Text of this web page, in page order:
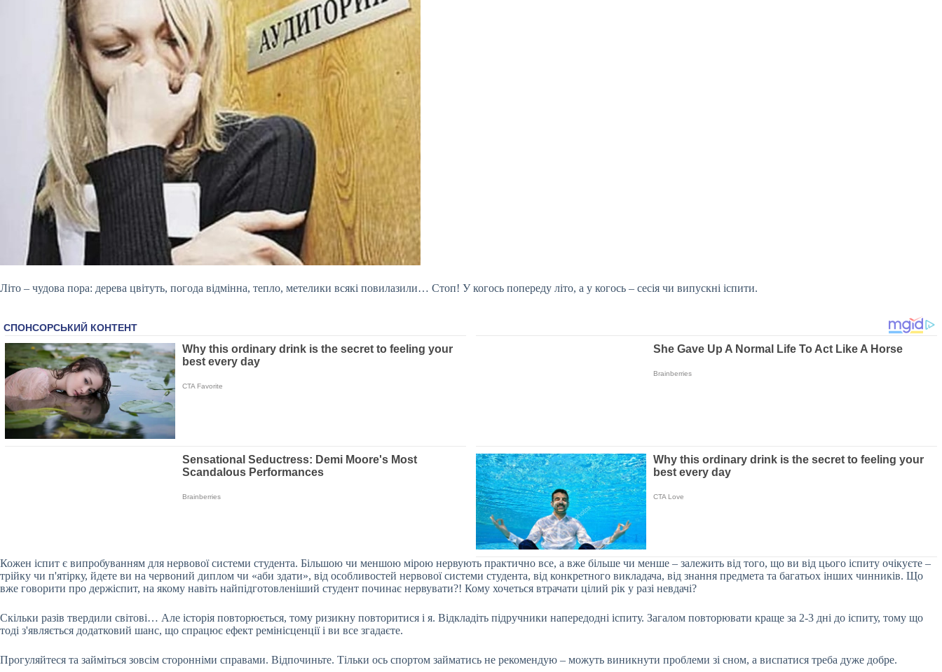
Літо – чудова пора: дерева цвітуть, погода відмінна, тепло, метелики всякі повилазили… Стоп! У когось попереду літо, а у когось – сесія чи випускні іспити.
Кожен іспит є випробуванням для нервової системи студента. Більшою чи меншою мірою нервують практично все, а вже більше чи менше – залежить від того, що ви від цього іспиту очікуєте –
трійку чи п'ятірку, йдете ви на червоний диплом чи «аби здати», від особливостей нервової системи студента, від конкретного викладача, від знання предмета та багатьох інших чинників. Що
вже говорити про держіспит, на якому навіть найпідготовленіший студент починає нервувати?! Кому хочеться втрачати цілий рік у разі невдачі?
Скільки разів твердили світові… Але історія повторюється, тому ризикну повторитися і я. Відкладіть підручники напередодні іспиту. Загалом повторювати краще за 2-3 дні до іспиту, тому що
тоді з'являється додатковий шанс, що спрацює ефект ремінісценції і ви все згадаєте.
Прогуляйтеся та займіться зовсім сторонніми справами. Відпочиньте. Тільки ось спортом займатись не рекомендую – можуть виникнути проблеми зі сном, а виспатися треба дуже добре.